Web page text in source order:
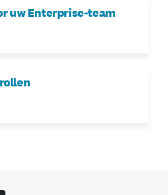
uw Enterprise-team